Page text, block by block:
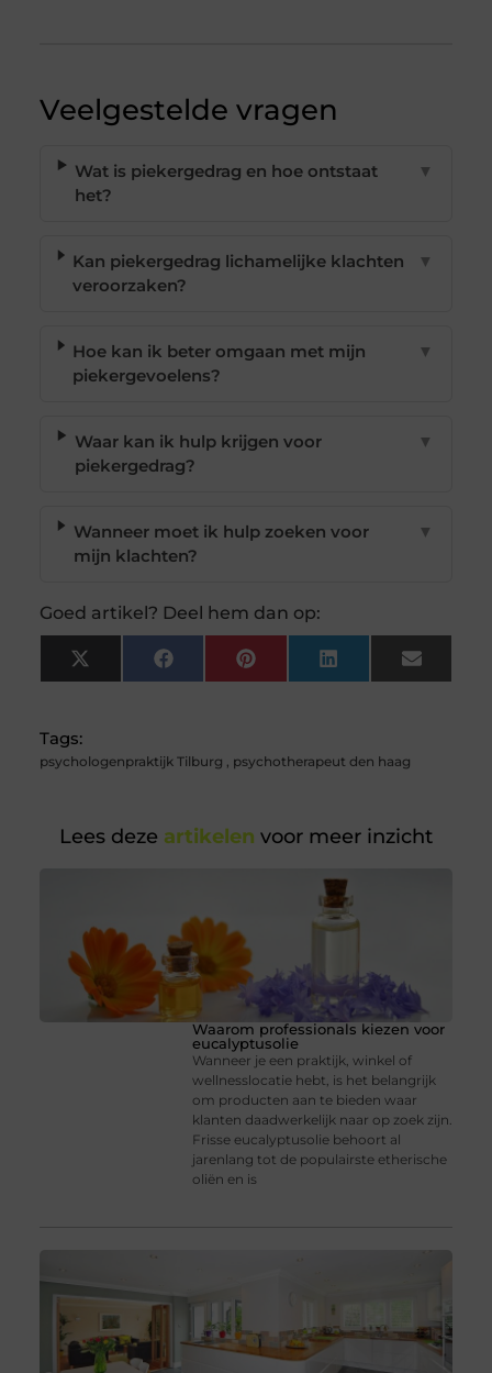
Veelgestelde vragen
Wat is piekergedrag en hoe ontstaat
het?
▼
Kan piekergedrag lichamelijke klachten
veroorzaken?
▼
Hoe kan ik beter omgaan met mijn
piekergevoelens?
▼
Waar kan ik hulp krijgen voor
piekergedrag?
▼
Wanneer moet ik hulp zoeken voor
mijn klachten?
▼
Goed artikel? Deel hem dan op:
X
(Twitter)
FacebookPinterest LinkedIn Email
Tags:
psychologenpraktijk Tilburg , psychotherapeut den haag
Lees deze artikelen voor meer inzicht
Waarom professionals kiezen voor
eucalyptusolie
Wanneer je een praktijk, winkel of
wellnesslocatie hebt, is het belangrijk
om producten aan te bieden waar
klanten daadwerkelijk naar op zoek zijn.
Frisse eucalyptusolie behoort al
jarenlang tot de populairste etherische
oliën en is